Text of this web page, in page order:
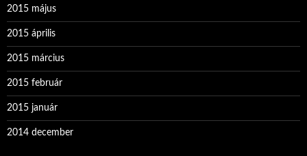
2015 május
2015 április
2015 március
2015 február
2015 január
2014 december